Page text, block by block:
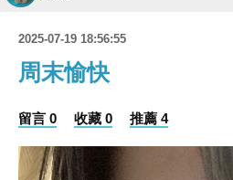
2025-07-19 18:56:55
周末愉快
留言 0 收藏 0 推薦 4